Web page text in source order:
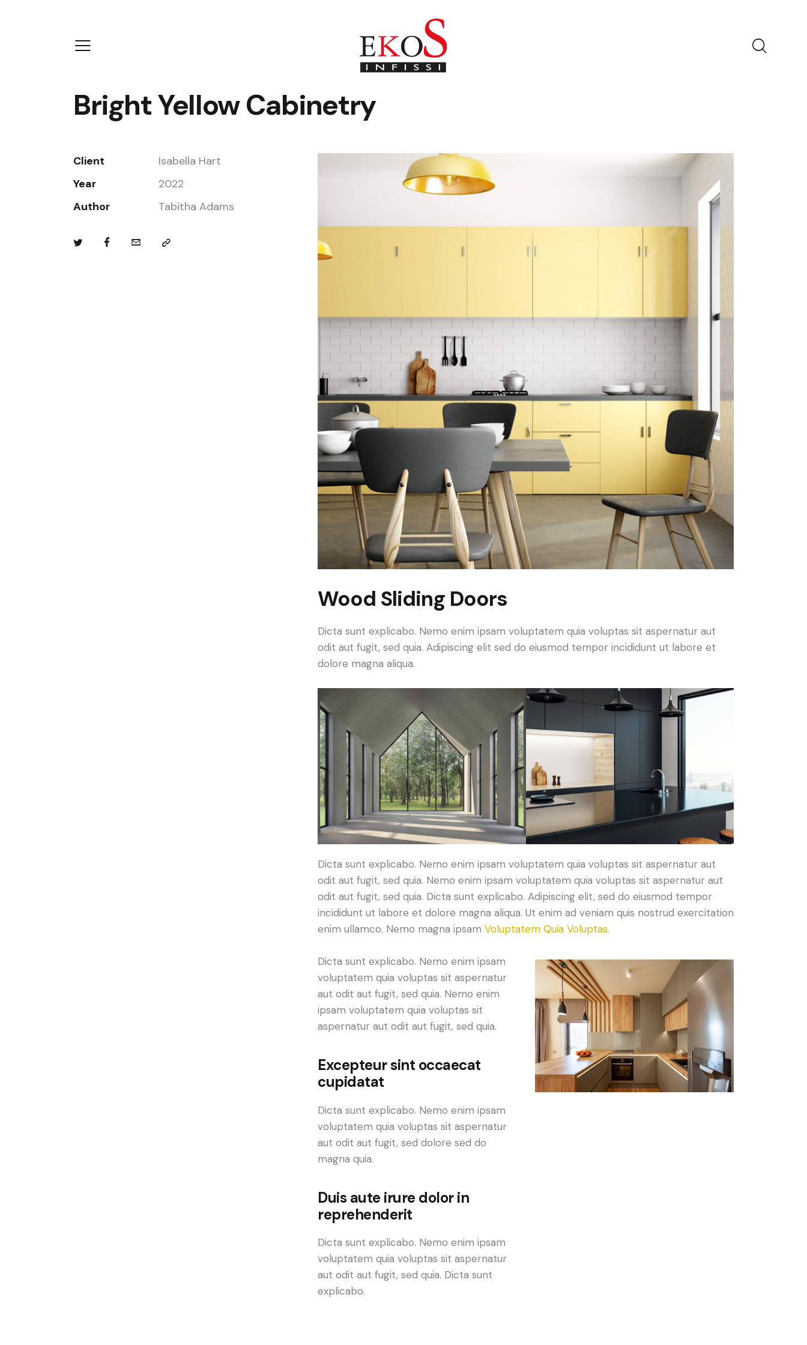
Bright Yellow Cabinetry
Client
Isabella Hart
Year
2022
Author
Tabitha Adams
Wood Sliding Doors
Dicta sunt explicabo. Nemo enim ipsam voluptatem quia voluptas sit aspernatur aut
odit aut fugit, sed quia. Adipiscing elit sed do eiusmod tempor incididunt ut labore et
dolore magna aliqua.
Dicta sunt explicabo. Nemo enim ipsam voluptatem quia voluptas sit aspernatur aut
odit aut fugit, sed quia. Nemo enim ipsam voluptatem quia voluptas sit aspernatur aut
odit aut fugit, sed quia. Dicta sunt explicabo. Adipiscing elit, sed do eiusmod tempor
incididunt ut labore et dolore magna aliqua. Ut enim ad veniam quis nostrud exercitation
enim ullamco. Nemo magna ipsam Voluptatem Quia Voluptas.
Dicta sunt explicabo. Nemo enim ipsam
voluptatem quia voluptas sit aspernatur
aut odit aut fugit, sed quia. Nemo enim
ipsam voluptatem quia voluptas sit
aspernatur aut odit aut fugit, sed quia.
Excepteur sint occaecat
cupidatat
Dicta sunt explicabo. Nemo enim ipsam
voluptatem quia voluptas sit aspernatur
aut odit aut fugit, sed dolore sed do
magna quia.
Duis aute irure dolor in
reprehenderit
Dicta sunt explicabo. Nemo enim ipsam
voluptatem quia voluptas sit aspernatur
aut odit aut fugit, sed quia. Dicta sunt
explicabo.